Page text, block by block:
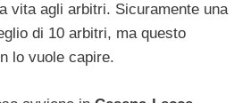
vita agli arbitri. Sicuramente una
di 10 arbitri, ma questo
lo vuole capire.